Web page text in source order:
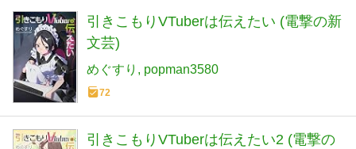
引きこもりVTuberは伝えたい (電撃の新
文芸)
めぐすり popman3580
72
引きこもりVTuberは伝えたい2 (電撃の